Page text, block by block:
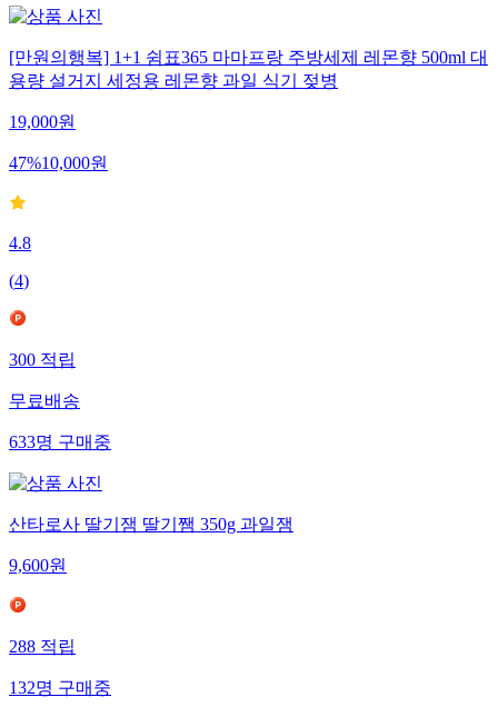
[만원의행복] 1+1 쉼표365 마마프랑 주방세제 레몬향 500ml 대
용량 설거지 세정용 레몬향 과일 식기 젖병
19,000원
47%10,000원
4.8
(4)
300적립
무료배송
633명구매중
산타로사 딸기잼 딸기쨈 350g 과일잼
9,600원
288적립
132명구매중